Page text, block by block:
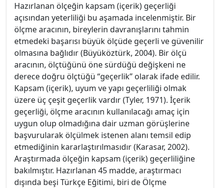
Hazırlanan ölçeğin kapsam (içerik) geçerliği
açısından yeterliliği bu aşamada incelenmiştir. Bir
ölçme aracının, bireylerin davranışlarını tahmin
etmedeki başarısı büyük ölçüde geçerli ve güvenilir
olmasına bağlıdır (Büyüköztürk, 2004). Bir ölçü
aracının, ölçtüğünü öne sürdüğü değişkeni ne
derece doğru ölçtüğü “geçerlik” olarak ifade edilir.
Kapsam (içerik), uyum ve yapı geçerliliği olmak
üzere üç çeşit geçerlik vardır (Tyler, 1971). İçerik
geçerliği, ölçme aracının kullanılacağı amaç için
uygun olup olmadığına dair uzman görüşlerine
başvurularak ölçülmek istenen alanı temsil edip
etmediğinin kararlaştırılmasıdır (Karasar, 2002).
Araştırmada ölçeğin kapsam (içerik) geçerliliğine
bakılmıştır. Hazırlanan 45 madde, araştırmacı
dışında beşi Türkçe Eğitimi, biri de Ölçme